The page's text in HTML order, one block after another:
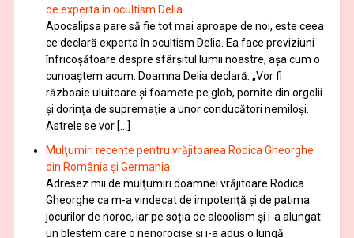
de experta în ocultism Delia
Apocalipsa pare să fie tot mai aproape de noi, este ceea
ce declară experta în ocultism Delia. Ea face previziuni
înfricoșătoare despre sfârșitul lumii noastre, așa cum o
cunoaștem acum. Doamna Delia declară: „Vor fi
războaie uluitoare și foamete pe glob, pornite din orgolii
și dorința de supremație a unor conducători nemiloși.
Astrele se vor […]
Mulţumiri recente pentru vrăjitoarea Rodica Gheorghe
din România și Germania
Adresez mii de mulţumiri doamnei vrăjitoare Rodica
Gheorghe ca m-a vindecat de impotenţă şi de patima
jocurilor de noroc, iar pe soția de alcoolism și i-a alungat
un blestem care o nenorocise și i-a adus o lungă